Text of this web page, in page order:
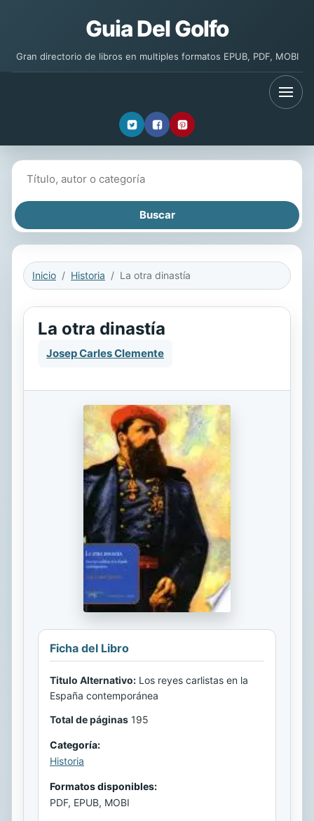
Guia Del Golfo
Gran directorio de libros en multiples formatos EPUB, PDF, MOBI
Inicio Historia La otra dinastía
La otra dinastía
Josep Carles Clemente
Ficha del Libro
Titulo Alternativo: Los reyes carlistas en la
España contemporánea
Total de páginas 195
Categoría:
Historia
Formatos disponibles:
PDF, EPUB, MOBI